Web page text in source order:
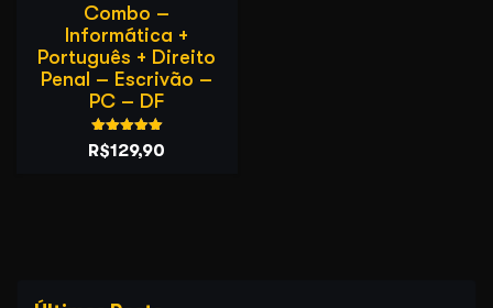
Combo –
Informática +
Português + Direito
Penal – Escrivão –
PC – DF
Avaliação
5.00
O
R$129,90
O